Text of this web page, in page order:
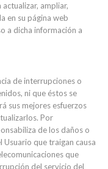
actualizar, ampliar,
en su página web
a dicha información a
de interrupciones o
ni que éstos se
sus mejores esfuerzos
Por
de los daños o
que traigan causa
que
del servicio del